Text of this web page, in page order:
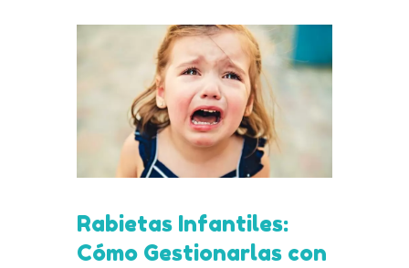
Rabietas Infantiles:
Cómo Gestionarlas con